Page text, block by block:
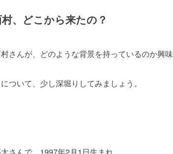
、どこから来たの？
さんが、どのような背景を持っているのか興
ついて、少し深堀りしてみましょう。
さんで、1997年2月1日生まれ。